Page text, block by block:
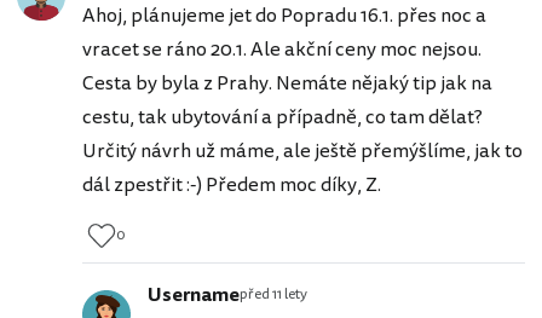
Ahoj, plánujeme jet do Popradu 16.1. přes noc a
vracet se ráno 20.1. Ale akční ceny moc nejsou.
Cesta by byla z Prahy. Nemáte nějaký tip jak na
cestu, tak ubytování a případně, co tam dělat?
Určitý návrh už máme, ale ještě přemýšlíme, jak to
dál zpestřit :-) Předem moc díky, Z.
0
Usernamepřed 11 lety